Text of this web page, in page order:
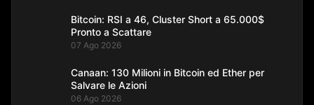
Bitcoin: RSI a 46, Cluster Short a 65.000$
Pronto a Scattare
07 Ago 2026
Canaan: 130 Milioni in Bitcoin ed Ether per
Salvare le Azioni
06 Ago 2026